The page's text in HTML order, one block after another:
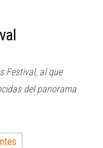
Festival, al que
del panorama